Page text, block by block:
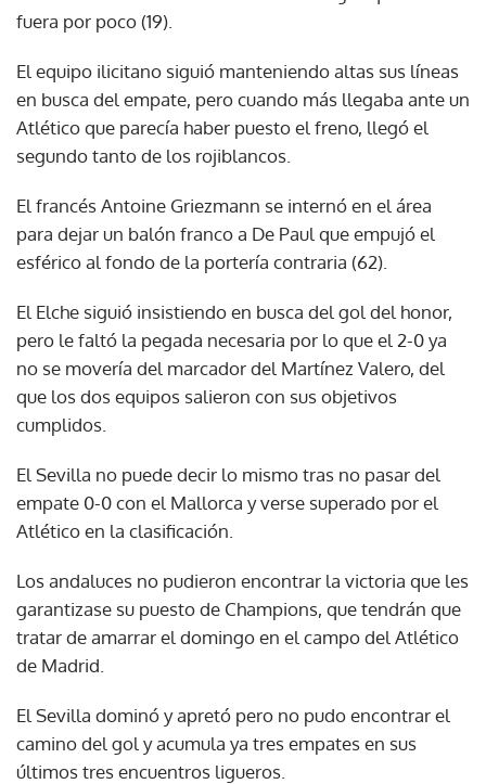
fuera por poco (19).
El equipo ilicitano siguió manteniendo altas sus líneas
en busca del empate, pero cuando más llegaba ante un
Atlético que parecía haber puesto el freno, llegó el
segundo tanto de los rojiblancos.
El francés Antoine Griezmann se internó en el área
para dejar un balón franco a De Paul que empujó el
esférico al fondo de la portería contraria (62).
El Elche siguió insistiendo en busca del gol del honor,
pero le faltó la pegada necesaria por lo que el 2-0 ya
no se movería del marcador del Martínez Valero, del
que los dos equipos salieron con sus objetivos
cumplidos.
El Sevilla no puede decir lo mismo tras no pasar del
empate 0-0 con el Mallorca y verse superado por el
Atlético en la clasificación.
Los andaluces no pudieron encontrar la victoria que les
garantizase su puesto de Champions, que tendrán que
tratar de amarrar el domingo en el campo del Atlético
de Madrid.
El Sevilla dominó y apretó pero no pudo encontrar el
camino del gol y acumula ya tres empates en sus
últimos tres encuentros ligueros.